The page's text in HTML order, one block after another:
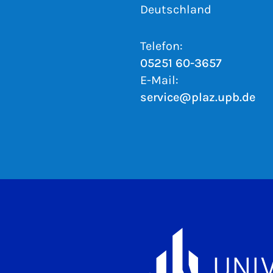
Deutschland
Telefon:
05251 60-3657
E-Mail:
service@plaz.upb.de